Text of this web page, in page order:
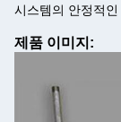
시스템의 안정적
제품 이미지: